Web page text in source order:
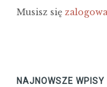
Musisz się
NAJNOWSZE WPISY